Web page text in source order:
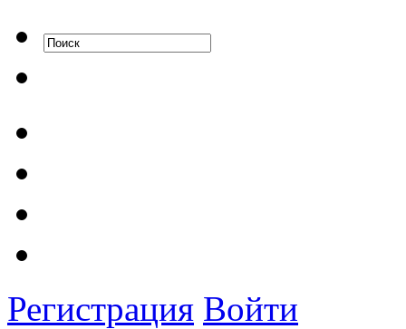
Регистрация Войти